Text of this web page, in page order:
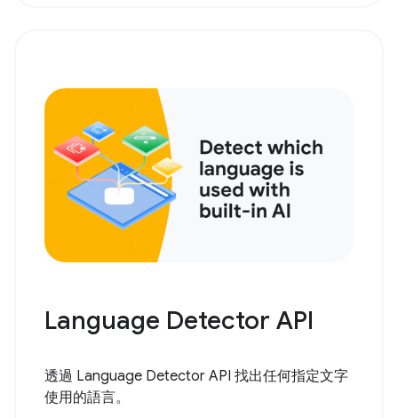
Language Detector API
透過 Language Detector API 找出任何指定文字
使用的語言。